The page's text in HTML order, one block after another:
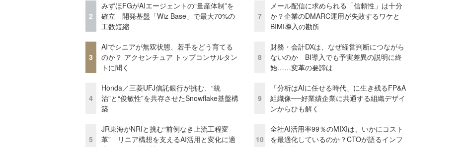
2
みずほFGがAIエージェントの“量産体制”を
確立 開発基盤「Wiz Base」で最大70%の
工数短縮
3
AIでシニアが無双状態、若手をどう育てる
のか？ アクセンチュア トップコンサルタン
トに聞く
4
Honda／三菱UFJ信託銀行が挑む、“統
治”と“俊敏性”を共存させたSnowflake基盤構
築
5
JR東海がNRIと挑む“前例なき上流工程変
革” リニア構想を支えるAI活用と変化に適
7
メール配信に求められる「信頼性」は十分
か？企業のDMARC運用が失敗するワケと
BIMI導入の勘所
8
財務・会計DXは、なぜ経営判断につながら
ないのか BI導入でも予実差異の説明に終
始……変革の要諦は
9
「分析はAIに任せる時代」に生き残るFP&A
組織像──好業績企業に共通する組織デザイ
ンからひも解く
10
全社AI活用率99％のMIXIは、いかにコスト
を最適化しているのか？CTOが語るインフ